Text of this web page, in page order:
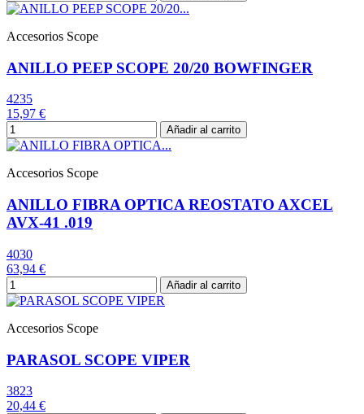
Accesorios Scope
ANILLO PEEP SCOPE 20/20 BOWFINGER
4235
15,97 €
Añadir al carrito
Accesorios Scope
ANILLO FIBRA OPTICA REOSTATO AXCEL
AVX-41 .019
4030
63,94 €
Añadir al carrito
Accesorios Scope
PARASOL SCOPE VIPER
3823
20,44 €